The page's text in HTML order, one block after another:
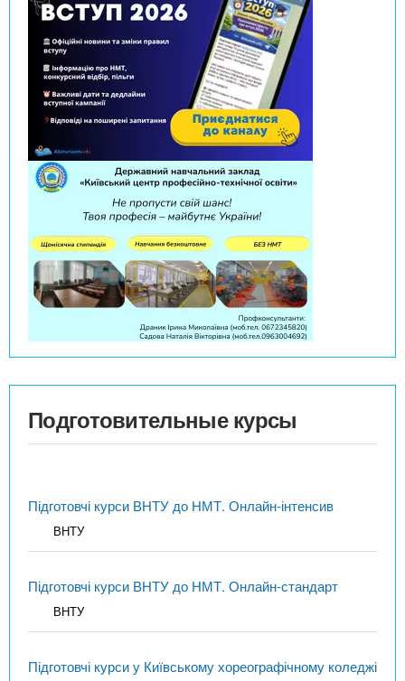
Подготовительные курсы
Підготовчі курси ВНТУ до НМТ. Онлайн-інтенсив
ВНТУ
Підготовчі курси ВНТУ до НМТ. Онлайн-стандарт
ВНТУ
Підготовчі курси у Київському хореографічному коледжі